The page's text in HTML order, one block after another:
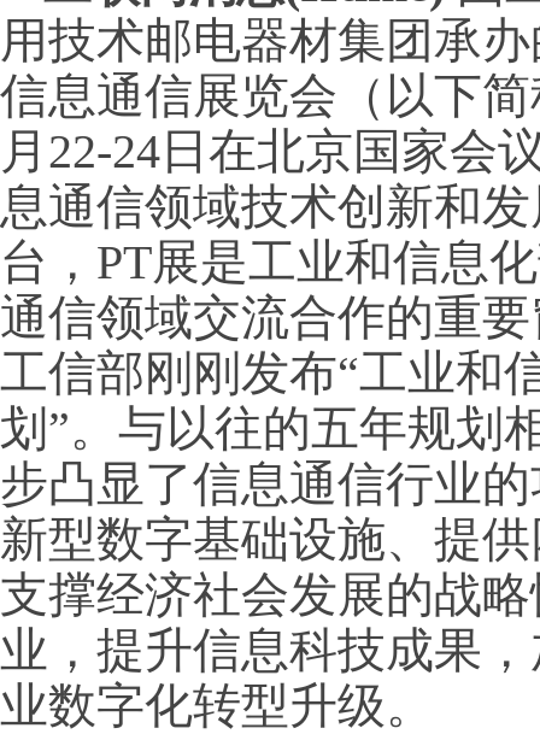
用技术邮电器材集团承
信息通信展览会（以下简
月22-24日在北京国家会
息通信领域技术创新和
台，PT展是工业和信息
通信领域交流合作的重
工信部刚刚发布“工业和
划”。与以往的五年规划
步凸显了信息通信行业
新型数字基础设施、提
支撑经济社会发展的战
业，提升信息科技成果
业数字化转型升级。